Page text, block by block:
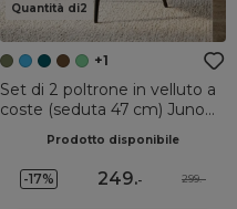
Quantità di2
+1
Set di 2 poltrone in velluto a
coste (seduta 47 cm) Juno
Prodotto disponibile
-17% 249.- 299.-